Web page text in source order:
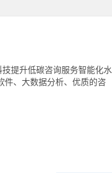
提升低碳咨询服务智能化水
件、大数据分析、优质的咨